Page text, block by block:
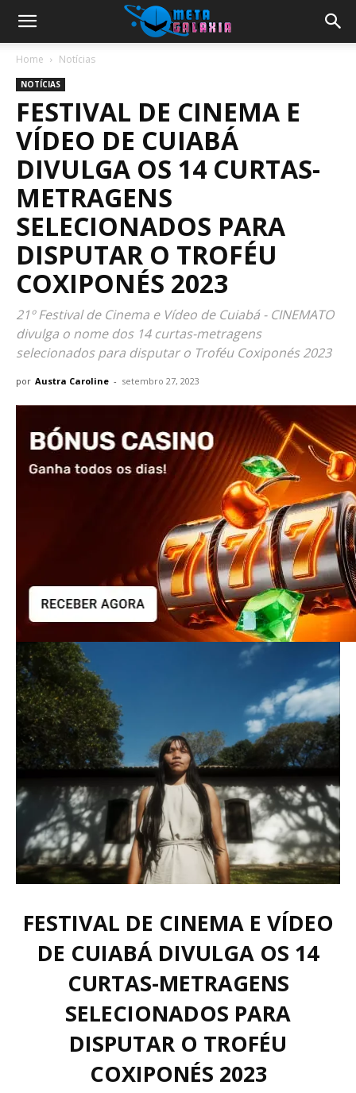
Home Notícias
NOTÍCIAS
FESTIVAL DE CINEMA E
VÍDEO DE CUIABÁ
DIVULGA OS 14 CURTAS-
METRAGENS
SELECIONADOS PARA
DISPUTAR O TROFÉU
COXIPONÉS 2023
21º Festival de Cinema e Vídeo de Cuiabá - CINEMATO
divulga o nome dos 14 curtas-metragens
selecionados para disputar o Troféu Coxiponés 2023
por Austra Caroline - setembro 27, 2023
FESTIVAL DE CINEMA E VÍDEO
DE CUIABÁ DIVULGA OS 14
CURTAS-METRAGENS
SELECIONADOS PARA
DISPUTAR O TROFÉU
COXIPONÉS 2023